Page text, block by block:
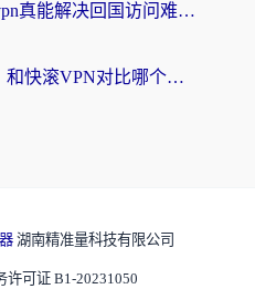
海外党必看：yy vpn真能解决回国访问难题？附云极initap测评+免费方案对比
穿梭VPN好用吗？和快滚VPN对比哪个回国效果更好？海外党选回国加速器必看指南
湖南精准量科技有限公司
许可证 B1-20231050